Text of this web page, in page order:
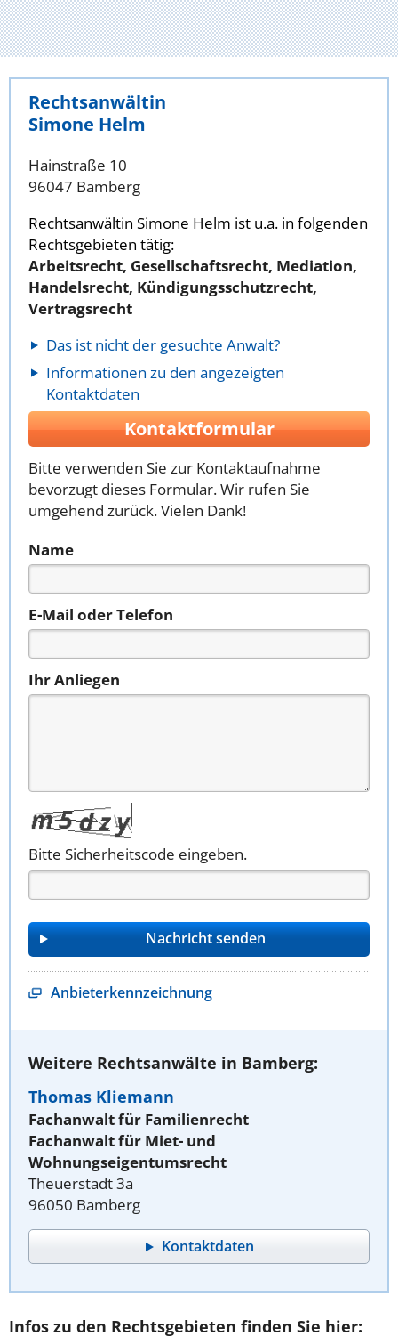
Rechtsanwältin
Simone Helm
Hainstraße 10
96047 Bamberg
Rechtsanwältin Simone Helm ist u.a. in folgenden
Rechtsgebieten tätig:
Arbeitsrecht, Gesellschaftsrecht, Mediation,
Handelsrecht, Kündigungsschutzrecht,
Vertragsrecht
Das ist nicht der gesuchte Anwalt?
Informationen zu den angezeigten
Kontaktdaten
Kontaktformular
Bitte verwenden Sie zur Kontaktaufnahme
bevorzugt dieses Formular. Wir rufen Sie
umgehend zurück. Vielen Dank!
Name
E-Mail oder Telefon
Ihr Anliegen
Bitte Sicherheitscode eingeben.
Anbieterkennzeichnung
Weitere Rechtsanwälte in Bamberg:
Thomas Kliemann
Fachanwalt für Familienrecht
Fachanwalt für Miet- und
Wohnungseigentumsrecht
Theuerstadt 3a
96050 Bamberg
Kontaktdaten
Infos zu den Rechtsgebieten finden Sie hier: